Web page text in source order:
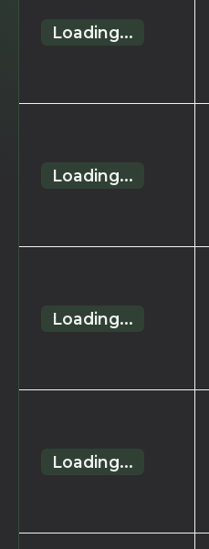
Loading...
Loading...
Loading...
Loading...